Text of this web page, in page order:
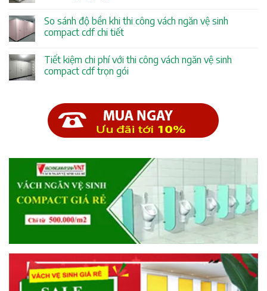
So sánh độ bền khi thi công vách ngăn vệ sinh
compact cdf chi tiết
Tiết kiệm chi phí với thi công vách ngăn vệ sinh
compact cdf trọn gói